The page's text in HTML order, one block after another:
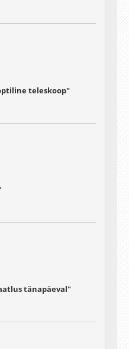
teleskoop"
tänapäeval"